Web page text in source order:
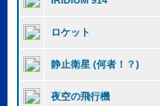
ロケット
静止衛星 (何者！？)
夜空の飛行機